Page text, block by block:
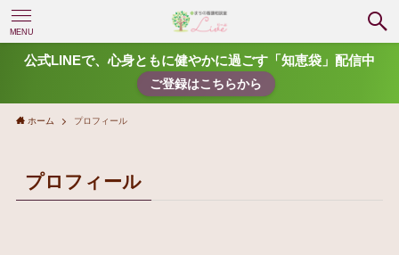
MENU
公式LINEで、心身ともに健やかに過ごす「知恵袋」配信中
ご登録はこちらから
ホーム プロフィール
プロフィール